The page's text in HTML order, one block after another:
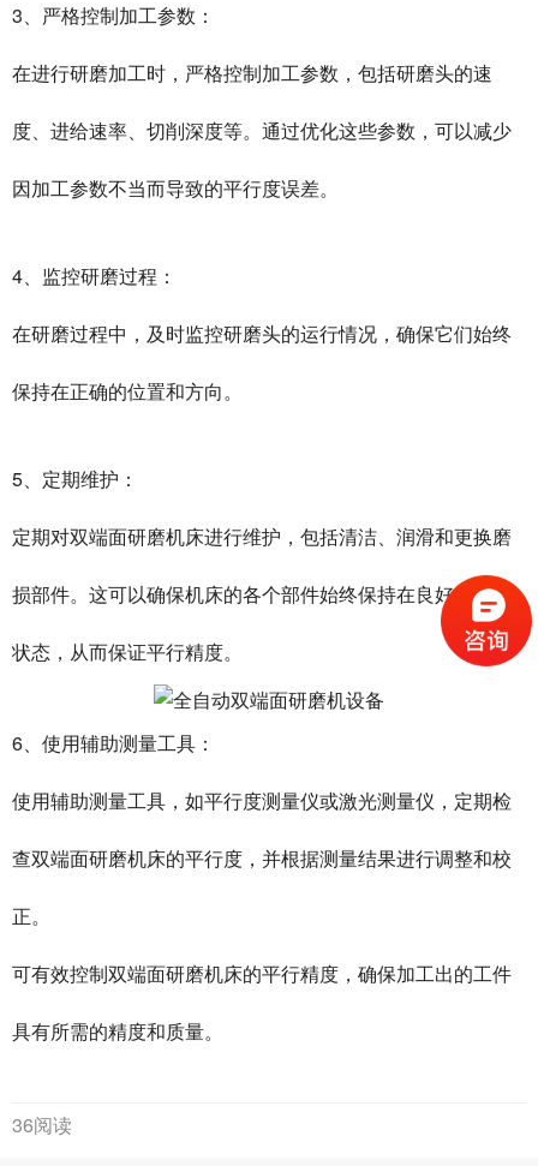
3、严格控制加工参数：
在进行研磨加工时，严格控制加工参数，包括研磨头的速
度、进给速率、切削深度等。通过优化这些参数，可以减少
因加工参数不当而导致的平行度误差。
4、监控研磨过程：
在研磨过程中，及时监控研磨头的运行情况，确保它们始终
保持在正确的位置和方向。
5、定期维护：
定期对双端面研磨机床进行维护，包括清洁、润滑和更换磨
损部件。这可以确保机床的各个部件始终保持在良好的工作
状态，从而保证平行精度。
6、使用辅助测量工具：
使用辅助测量工具，如平行度测量仪或激光测量仪，定期检
查双端面研磨机床的平行度，并根据测量结果进行调整和校
正。
可有效控制双端面研磨机床的平行精度，确保加工出的工件
具有所需的精度和质量。
36阅读